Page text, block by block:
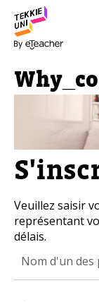
Veuillez saisir
représentant
délais.
Avez-
Laissez vos
Nom complet
Âge de votre
Âge de votre
E-mail des